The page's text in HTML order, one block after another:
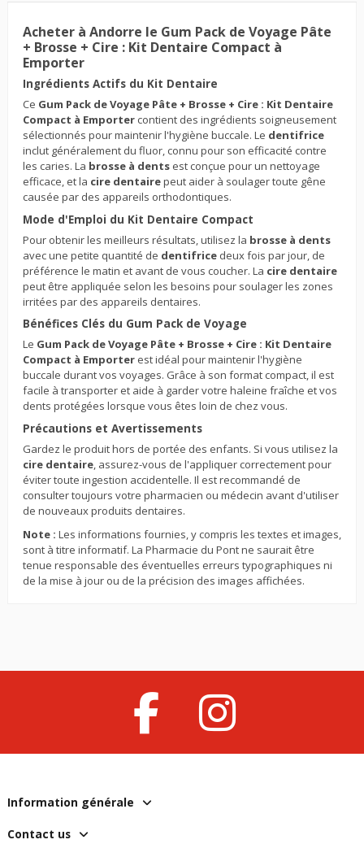
Acheter à Andorre le Gum Pack de Voyage Pâte
+ Brosse + Cire : Kit Dentaire Compact à
Emporter
Ingrédients Actifs du Kit Dentaire
Ce Gum Pack de Voyage Pâte + Brosse + Cire : Kit Dentaire
Compact à Emporter contient des ingrédients soigneusement
sélectionnés pour maintenir l'hygiène buccale. Le dentifrice
inclut généralement du fluor, connu pour son efficacité contre
les caries. La brosse à dents est conçue pour un nettoyage
efficace, et la cire dentairepeut aider à soulager toute gêne
causée par des appareils orthodontiques.
Mode d'Emploi du Kit Dentaire Compact
Pour obtenir les meilleurs résultats, utilisez la brosse à dents
avec une petite quantité de dentifrice deux fois par jour, de
préférence le matin et avant de vous coucher. La cire dentaire
peut être appliquée selon les besoins pour soulager les zones
irritées par des appareils dentaires.
Bénéfices Clés du Gum Pack de Voyage
Le Gum Pack de Voyage Pâte + Brosse + Cire : Kit Dentaire
Compact à Emporter est idéal pour maintenir l'hygiène
buccale durant vos voyages. Grâce à son format compact, il est
facile à transporter et aide à garder votre haleine fraîche et vos
dents protégées lorsque vous êtes loin de chez vous.
Précautions et Avertissements
Gardez le produit hors de portée des enfants. Si vous utilisez la
cire dentaire, assurez-vous de l'appliquer correctement pour
éviter toute ingestion accidentelle. Il est recommandé de
consulter toujours votre pharmacien ou médecin avant d'utiliser
de nouveaux produits dentaires.
Note : Les informations fournies, y compris les textes et images,
sont à titre informatif. La Pharmacie du Pont ne saurait être
tenue responsable des éventuelles erreurs typographiques ni
de la mise à jour ou de la précision des images affichées.
Information générale
Contact us